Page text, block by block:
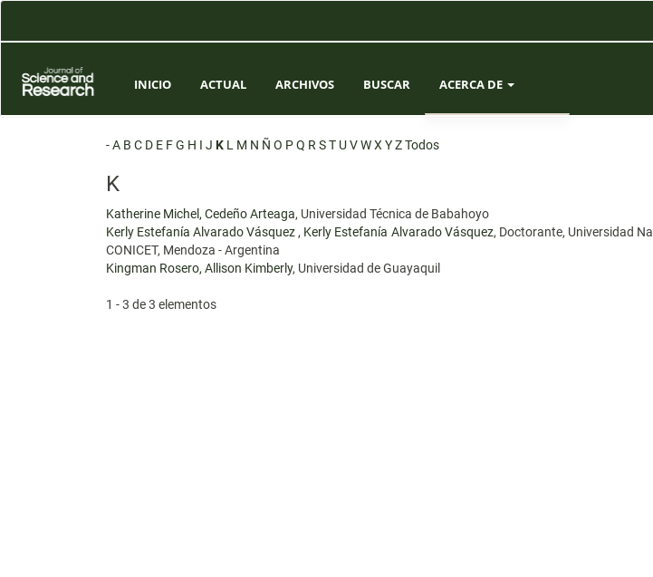
Contenido
Barra
lateral
INICIO ACTUAL ARCHIVOS BUSCAR ACERCA DE
EQUIPO EDITORIAL
-A B C D E FG H I J K L M N Ñ O PQ R ST UVWX YZTodos
K
Katherine Michel, Cedeño Arteaga, Universidad Técnica de Babahoyo
Kerly Estefanía Alvarado Vásquez , Kerly Estefanía Alvarado Vásquez, Doctorante, Universidad
CONICET, Mendoza - Argentina
Kingman Rosero, Allison Kimberly, Universidad de Guayaquil
1 - 3 de 3 elementos